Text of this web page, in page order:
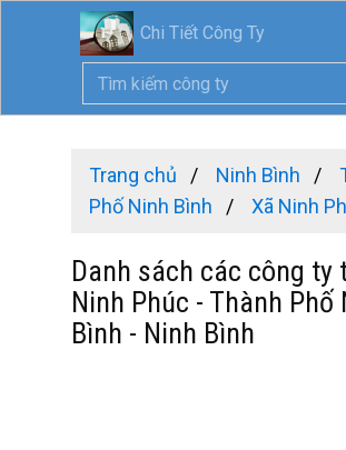
Chi Tiết Công Ty
Trang chủ Ninh Bình
Phố Ninh Bình
Xã Ninh
Danh sách các công ty
Ninh Phúc - Thành Phố
Bình - Ninh Bình